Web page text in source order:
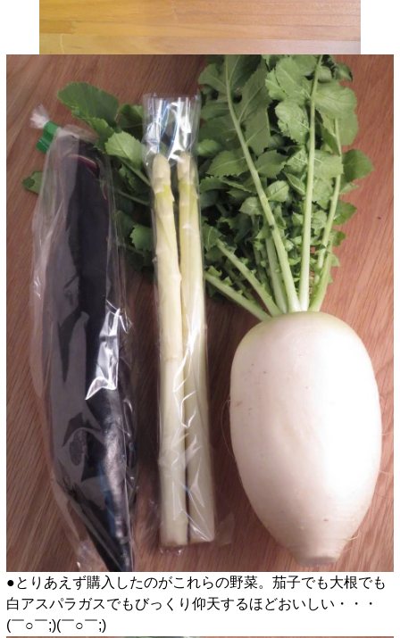
●とりあえず購入したのがこれらの野菜。茄子でも大根でも
白アスパラガスでもびっくり仰天するほどおいしい・・・
(￣○￣;)(￣○￣;)